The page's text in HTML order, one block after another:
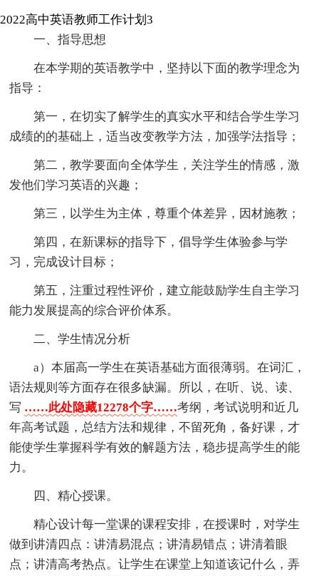
2022高中英语教师工作计划3
一、指导思想
在本学期的英语教学中，坚持以下面的教学理念为
指导：
第一，在切实了解学生的真实水平和结合学生学习
成绩的的基础上，适当改变教学方法，加强学法指导；
第二，教学要面向全体学生，关注学生的情感，激
发他们学习英语的兴趣；
第三，以学生为主体，尊重个体差异，因材施教；
第四，在新课标的指导下，倡导学生体验参与学
习，完成设计目标；
第五，注重过程性评价，建立能鼓励学生自主学习
能力发展提高的综合评价体系。
二、学生情况分析
a）本届高一学生在英语基础方面很薄弱。在词汇，
语法规则等方面存在很多缺漏。所以，在听、说、读、
写 ……此处隐藏12278个字……考纲，考试说明和近几
年高考试题，总结方法和规律，不留死角，备好课，才
能使学生掌握科学有效的解题方法，稳步提高学生的能
力。
四、精心授课。
精心设计每一堂课的课程安排，在授课时，对学生
做到讲清四点：讲清易混点；讲清易错点；讲清着眼
点；讲清高考热点。让学生在课堂上知道该记什么，弄